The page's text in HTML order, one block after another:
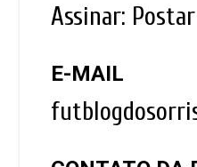
Assinar:
E-MAIL